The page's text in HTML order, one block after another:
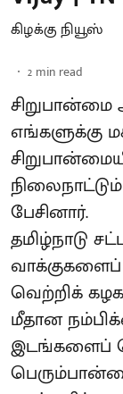
கிழக்கு நியூஸ்
2 min read
சிறுபான்மை
எங்களுக்கு
பேசினார்.
தமிழ்நாடு
வெற்றிக்
மீதான
இடங்களைப்